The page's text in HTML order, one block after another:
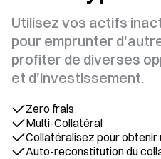
Utilisez vos actifs
pour emprunter
profiter de diverses
et d'investissement.
Zero frais
Multi-Collatéral
Collatéralisez pour obtenir
Auto-reconstitution du